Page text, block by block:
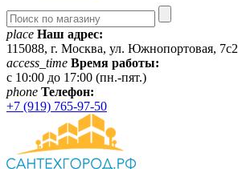
place Наш адрес:
115088, г. Москва, ул. Южнопортовая, 7с2
access_time Время работы:
c 10:00 до 17:00 (пн.-пят.)
phone Телефон:
+7 (919) 765-97-50